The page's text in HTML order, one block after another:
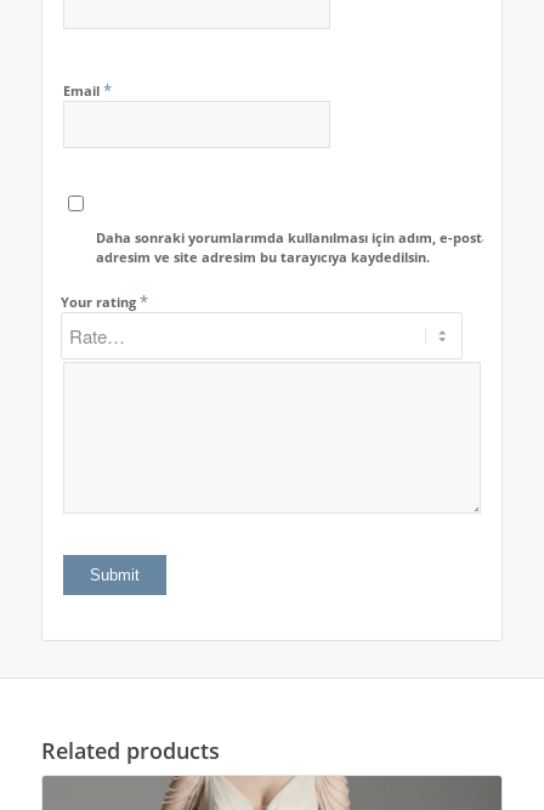
Email *
Daha sonraki yorumlarımda kullanılması için adım, e-posta
adresim ve site adresim bu tarayıcıya kaydedilsin.
Your rating *
Related products